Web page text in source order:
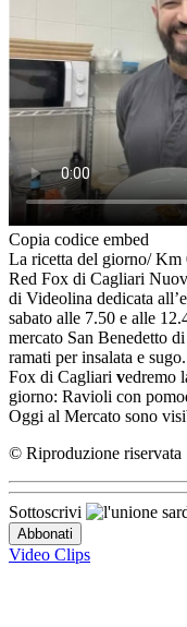
Copia codice embed
La ricetta del giorno/ Km
Red Fox di Cagliari
di Videolina dedicata
sabato alle 7.50 e alle
mercato San Benedetto
ramati per insalata e
Fox di Cagliari vedremo
giorno: Ravioli con
Oggi al Mercato sono
© Riproduzione riservata
Sottoscrivi
Video Clips